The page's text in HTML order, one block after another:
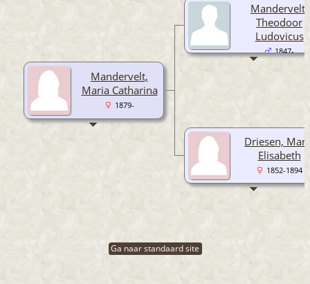
Mandervelt,
Maria Catharina
1879-
Mandervelt,
Theodoor
Ludovicus
1847-
Driesen,
Elisabeth
1852-1894
Ga naar standaard site